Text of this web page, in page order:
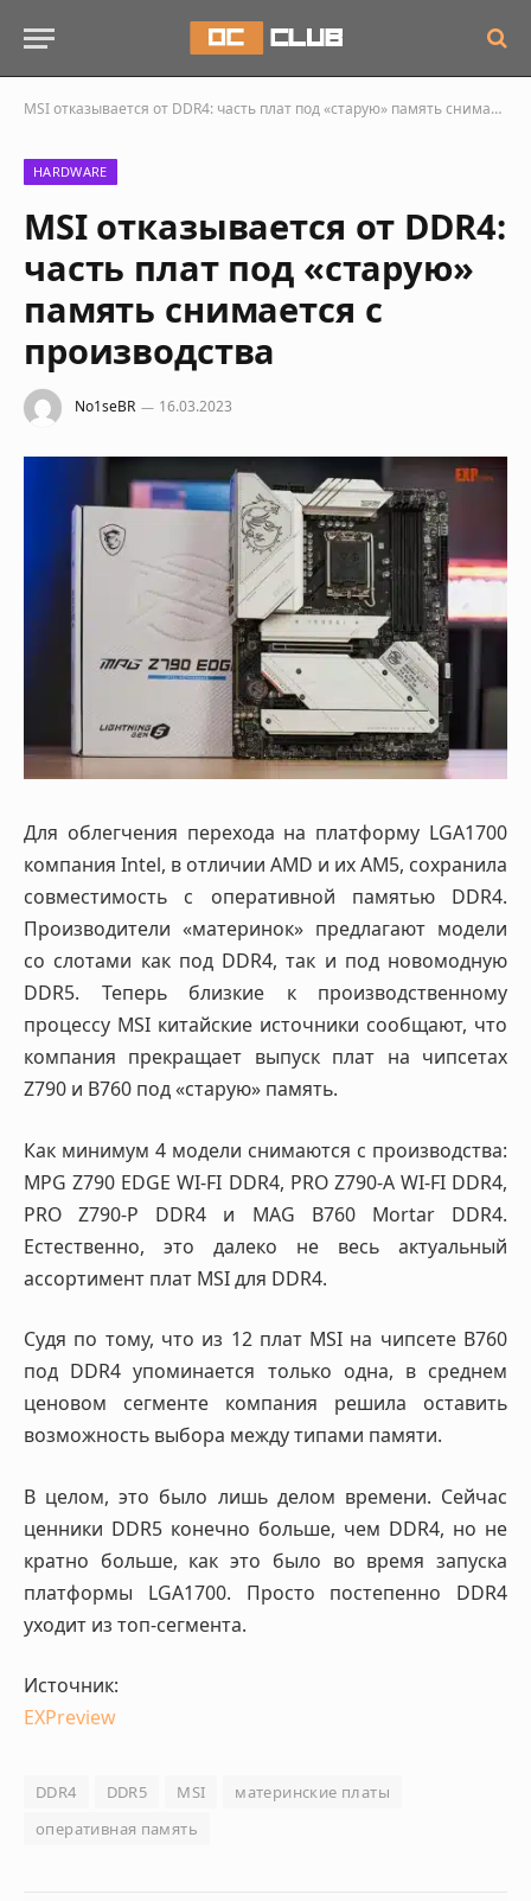
MSI отказывается от DDR4: часть плат под «старую» память снимается с производства
HARDWARE
MSI отказывается от DDR4:
часть плат под «старую»
память снимается с
производства
No1seBR 16.03.2023
Для облегчения перехода на платформу LGA1700
компания Intel, в отличии AMD и их AM5, сохранила
совместимость с оперативной памятью DDR4.
Производители «материнок» предлагают модели
со слотами как под DDR4, так и под новомодную
DDR5. Теперь близкие к производственному
процессу MSI китайские источники сообщают, что
компания прекращает выпуск плат на чипсетах
Z790 и B760 под «старую» память.
Как минимум 4 модели снимаются с производства:
MPG Z790 EDGE WI-FI DDR4, PRO Z790-A WI-FI DDR4,
PRO Z790-P DDR4 и MAG B760 Mortar DDR4.
Естественно, это далеко не весь актуальный
ассортимент плат MSI для DDR4.
Судя по тому, что из 12 плат MSI на чипсете B760
под DDR4 упоминается только одна, в среднем
ценовом сегменте компания решила оставить
возможность выбора между типами памяти.
В целом, это было лишь делом времени. Сейчас
ценники DDR5 конечно больше, чем DDR4, но не
кратно больше, как это было во время запуска
платформы LGA1700. Просто постепенно DDR4
уходит из топ-сегмента.
Источник:
EXPreview
DDR4 DDR5 MSI
материнские платы
оперативная память